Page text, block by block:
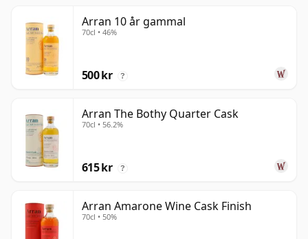
Arran 10 år gammal
70cl • 46%
500 kr ?
Arran The Bothy Quarter Cask
70cl • 56.2%
615 kr ?
Arran Amarone Wine Cask Finish
70cl • 50%